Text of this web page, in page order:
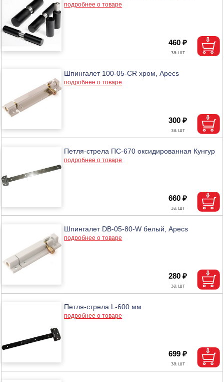
подробнее о товаре
460 ₽
Шпингалет 100-05-CR хром, Apecs
подробнее о товаре
300 ₽
Петля-стрела ПС-670 оксидированная Кунгур
подробнее о товаре
660 ₽
Шпингалет DB-05-80-W белый, Apecs
подробнее о товаре
280 ₽
Петля-стрела L-600 мм
подробнее о товаре
699 ₽